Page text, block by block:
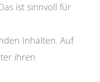
ist sinnvoll für
Inhalten. Auf
ihren